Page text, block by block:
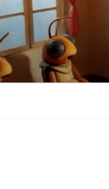
au
contenu
principal